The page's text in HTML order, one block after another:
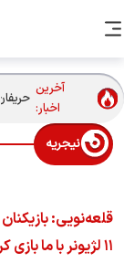
آخرین
اخبار:
نیجریه
قلعه‌نویی:
١١ لژیونر با ما بازی کرد